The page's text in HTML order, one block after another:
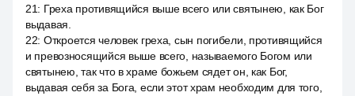
21: Греха противящийся выше всего или святынею, как Бог
выдавая.
22: Откроется человек греха, сын погибели, противящийся
и превозносящийся выше всего, называемого Богом или
святынею, так что в храме божьем сядет он, как Бог,
выдавая себя за Бога, если этот храм необходим для того,